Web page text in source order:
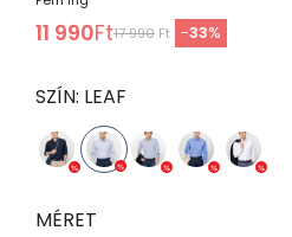
11 990Ft17 990 Ft -33%
SZÍN: LEAF
MÉRET